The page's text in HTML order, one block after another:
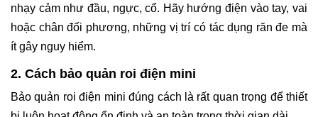
nhạy cảm như đầu, ngực, cổ. Hãy hướng điện vào tay, vai
hoặc chân đối phương, những vị trí có tác dụng răn đe mà
ít gây nguy hiểm.
2. Cách bảo quản roi điện mini
Bảo quản roi điện mini đúng cách là rất quan trọng để thiết